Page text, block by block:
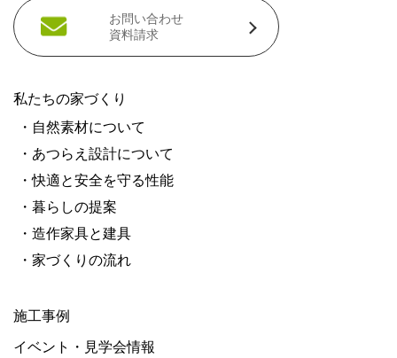
お問い合わせ
資料請求
私たちの家づくり
・自然素材について
・あつらえ設計について
・快適と安全を守る性能
・暮らしの提案
・造作家具と建具
・家づくりの流れ
施工事例
イベント・見学会情報